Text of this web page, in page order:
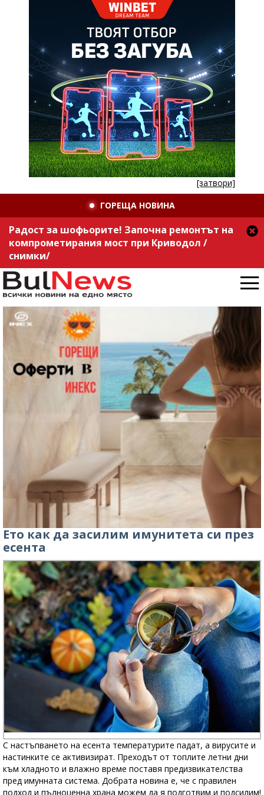
[затвори]
ГОРЕЩА НОВИНА
Радост за шофьорите! Започна ремонтът на
компрометирания мост при Криводол /
снимки/
Ето как да засилим имунитета си през
есента
С настъпването на есента температурите падат, а вирусите и
настинките се активизират. Преходът от топлите летни дни
към хладното и влажно време поставя предизвикателства
пред имунната система. Добрата новина е, че с правилен
подход и пълноценна храна можем да я подготвим и подсилим!